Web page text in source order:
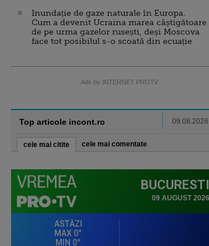
Inundație de gaze naturale în Europa.
Cum a devenit Ucraina marea câștigătoare
de pe urma gazelor rusești, deși Moscova
face tot posibilul s-o scoată din ecuație
Ads by INTERNET PROTV
Top articole incont.ro 09.08.2026
cele mai citite cele mai comentate